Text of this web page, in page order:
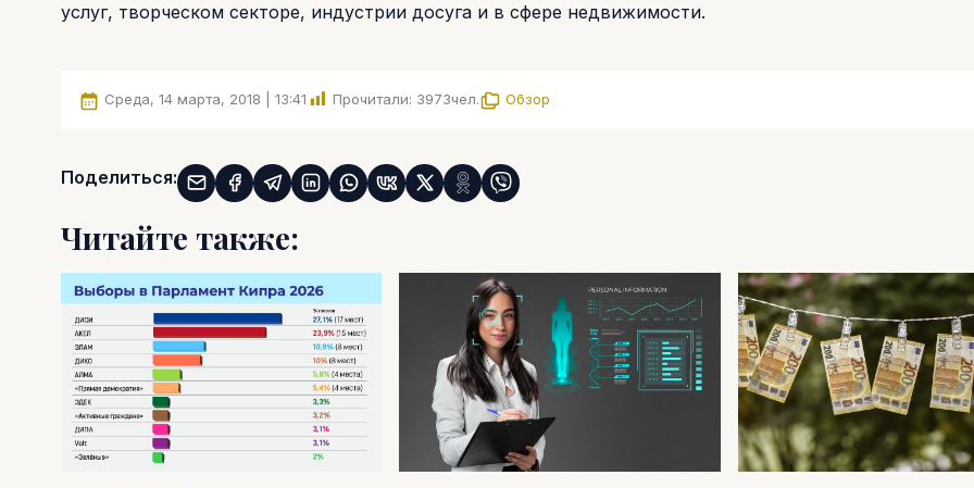
услуг, творческом секторе, индустрии досуга и в сфере недвижимости.
Среда, 14 марта, 2018 | 13:41 Прочитали: 3973чел. Обзор
Поделиться:
Читайте также: